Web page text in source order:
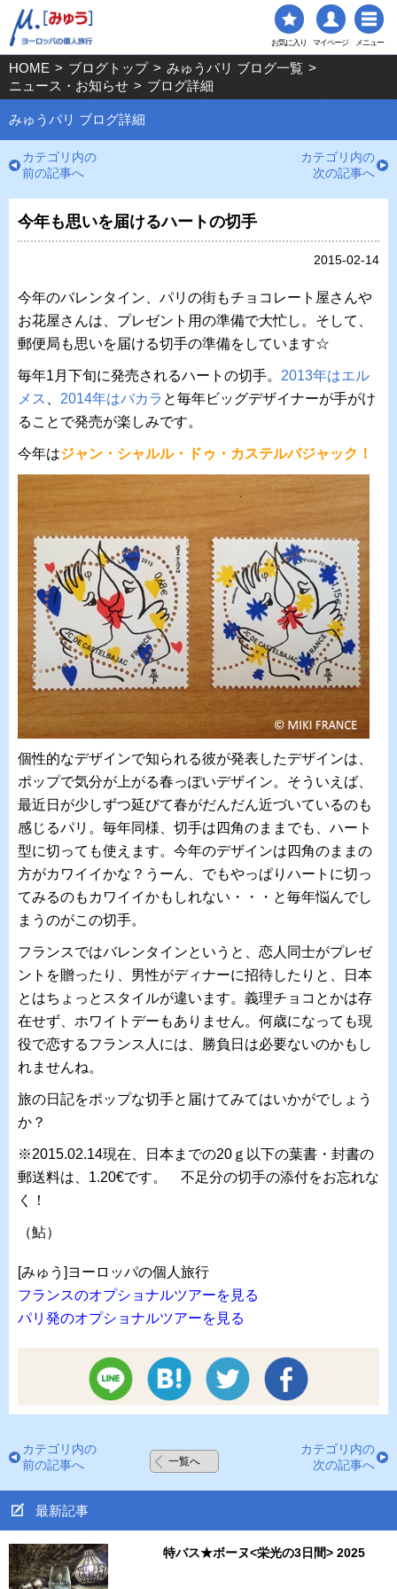
お気に入り マイページ メニュー
HOME > ブログトップ > みゅうパリ ブログ一覧 >
ニュース・お知らせ > ブログ詳細
みゅうパリ ブログ詳細
カテゴリ内の
前の記事へ
カテゴリ内の
次の記事へ
今年も思いを届けるハートの切手
2015-02-14
今年のバレンタイン、パリの街もチョコレート屋さんや
お花屋さんは、プレゼント用の準備で大忙し。そして、
郵便局も思いを届ける切手の準備をしています☆
毎年1月下旬に発売されるハートの切手。 2013年はエル
メス
2014年はバカラ と毎年ビッグデザイナーが手がけ
ることで発売が楽しみです。
今年はジャン・シャルル・ドゥ・カステルバジャック ！
個性的なデザインで知られる彼が発表したデザインは、
ポップで気分が上がる春っぽいデザイン。そういえば、
最近日が少しずつ延びて春がだんだん近づいているのも
感じるパリ。毎年同様、切手は四角のままでも、ハート
型に切っても使えます。今年のデザインは四角のままの
方がカワイイかな？うーん、でもやっぱりハートに切っ
てみるのもカワイイかもしれない・・・と毎年悩んでし
まうのがこの切手。
フランスではバレンタインというと、恋人同士がプレゼ
ントを贈ったり、男性がディナーに招待したりと、日本
とはちょっとスタイルが違います。義理チョコとかは存
在せず、ホワイトデーもありません。何歳になっても現
役で恋するフランス人には、勝負日は必要ないのかもし
れませんね。
旅の日記をポップな切手と届けてみてはいかがでしょう
か？
※2015.02.14現在、日本までの20ｇ以下の葉書・封書の
郵送料は、1.20€です。 不足分の切手の添付をお忘れな
く！
（鮎）
[みゅう]ヨーロッパの個人旅行
フランスのオプショナルツアーを見る
パリ発のオプショナルツアーを見る
カテゴリ内の
前の記事へ
一覧へ
カテゴリ内の
次の記事へ
最新記事
特バス★ボーヌ<栄光の3日間> 2025